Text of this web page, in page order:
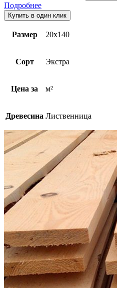
Подробнее
Купить в один клик
Размер 20х140
Сорт Экстра
Цена за м²
Древесина Лиственница